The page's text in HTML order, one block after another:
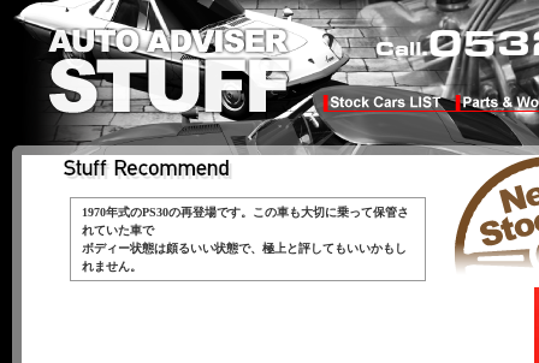
1970年式のPS30の再登場です。この車も大切に乗って保管さ
れていた車で
ボディー状態は頗るいい状態で、極上と評してもいいかもし
れません。